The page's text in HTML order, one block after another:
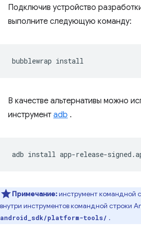
Подключив устройство
выполните следующую команду:
bubblewrap
В качестве альтернативы можно
инструмент adb .
adb install
Примечание:инструмент командной
внутри инструментов командной строки
android_sdk/platform-tools/ .